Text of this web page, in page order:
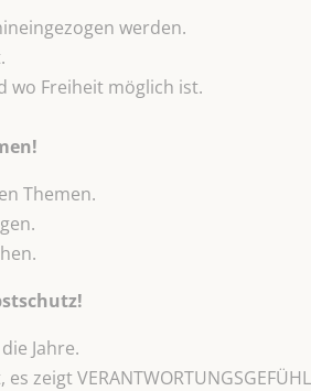
werden.
wo Freiheit möglich ist.
Themen.
Jahre.
zeigt